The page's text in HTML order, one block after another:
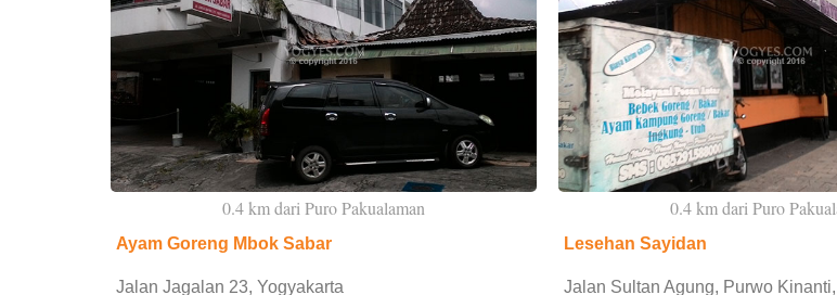
0.4 km dari Puro Pakualaman
Ayam Goreng Mbok Sabar
Jalan Jagalan 23, Yogyakarta
0.4 km dari Puro
Lesehan Sayidan
Jalan Sultan Agung, Purwo